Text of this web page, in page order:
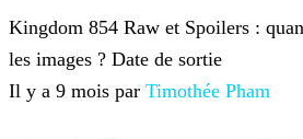
Kingdom 854 Raw et Spoilers :
les images ? Date de sortie
Il y a 9 mois par Timothée Pham